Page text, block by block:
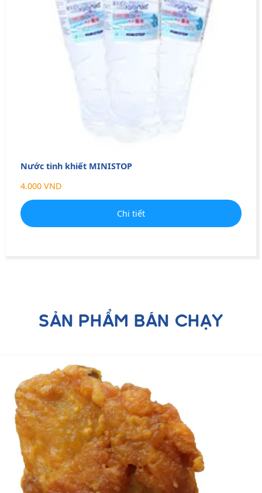
Nước tinh khiết MINISTOP
4.000 VND
Chi tiết
SẢN PHẨM BÁN CHẠY